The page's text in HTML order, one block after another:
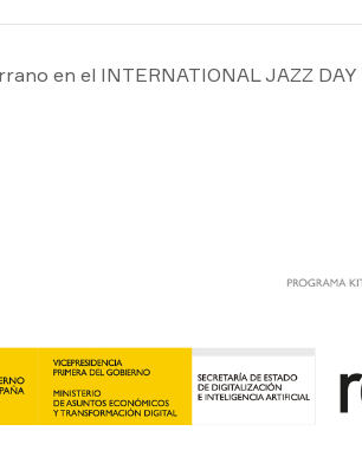
en el INTERNATIONAL JAZZ DAY